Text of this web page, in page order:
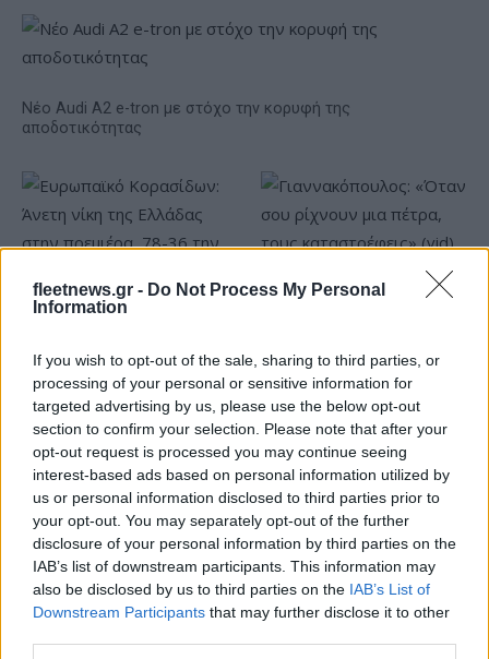
fleetnews.gr - Do Not Process My Personal
Information
If you wish to opt-out of the sale, sharing to third parties, or
processing of your personal or sensitive information for
targeted advertising by us, please use the below opt-out
section to confirm your selection. Please note that after your
opt-out request is processed you may continue seeing
interest-based ads based on personal information utilized by
us or personal information disclosed to third parties prior to
your opt-out. You may separately opt-out of the further
disclosure of your personal information by third parties on the
IAB’s list of downstream participants. This information may
also be disclosed by us to third parties on the IAB’s List of
Downstream Participants that may further disclose it to other
Νέο Audi A2 e-tron με στόχο την κορυφή της
αποδοτικότητας
στην πρεμιέρα, 78-36 την
Ιρλανδία
Γιαννακόπουλος: «Όταν σου
ΕΛΣΤΑΤ: Στο 3,4% υποχώρησε ο πληθωρισμός τον Ιούλιο